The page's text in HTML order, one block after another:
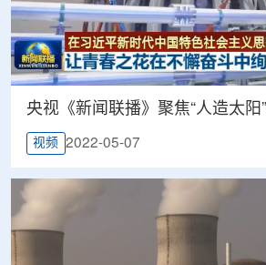
央视《新闻联播》聚焦“人造太阳
视频 2022-05-07